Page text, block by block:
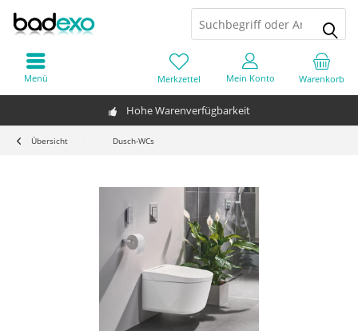
Hohe Warenverfügbarkeit
Warenkorb
Merkzettel Mein Konto
Menü
Übersicht Dusch-WCs